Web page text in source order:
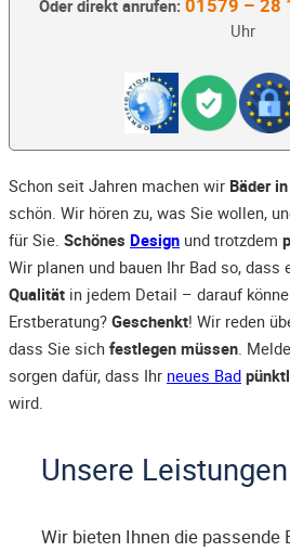
Oder direkt anrufen: 01579 – 28
Uhr
Schon seit Jahren machen wir Bäder
schön. Wir hören zu, was Sie wollen,
für Sie. Schönes Design und trotzdem
Wir planen und bauen Ihr Bad so, dass
Qualität in jedem Detail – darauf
Erstberatung? Geschenkt! Wir reden
dass Sie sich festlegen müssen.
sorgen dafür, dass Ihr neues Bad
wird.
Unsere Leistungen
Wir bieten Ihnen die passende